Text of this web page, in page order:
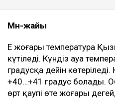
Мән-жайы
Ең жоғары температура
күтіледі. Күндіз ауа
градусқа дейін
+40…+41 градус болады.
өрт қаупі өте жоғары